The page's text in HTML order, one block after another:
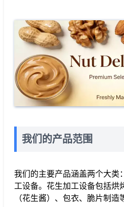
我们的产品范围
我们的主要产品涵盖两个大类
工设备。花生加工设备包括烘
（花生酱）、包衣、脆片制造